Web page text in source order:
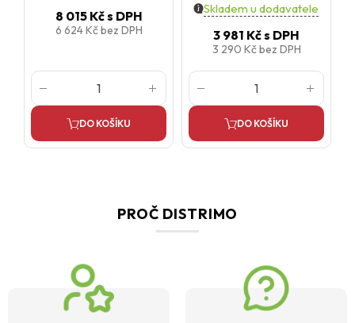
8 015 Kčs DPH
6 624 Kčbez DPH
DO KOŠÍKU
Skladem u dodavatele
3 981 Kčs DPH
3 290 Kčbez DPH
DO KOŠÍKU
PROČ DISTRIMO